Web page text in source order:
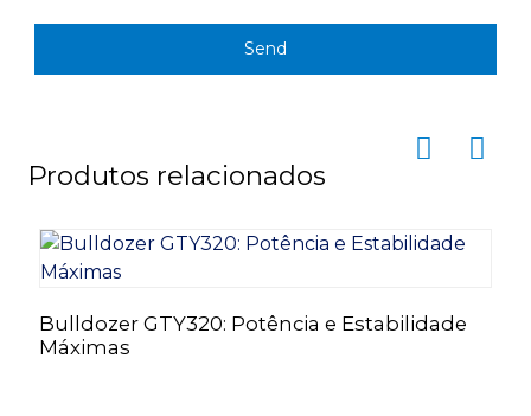
Send
Produtos relacionados
Bulldozer GTY320: Potência e Estabilidade
Máximas